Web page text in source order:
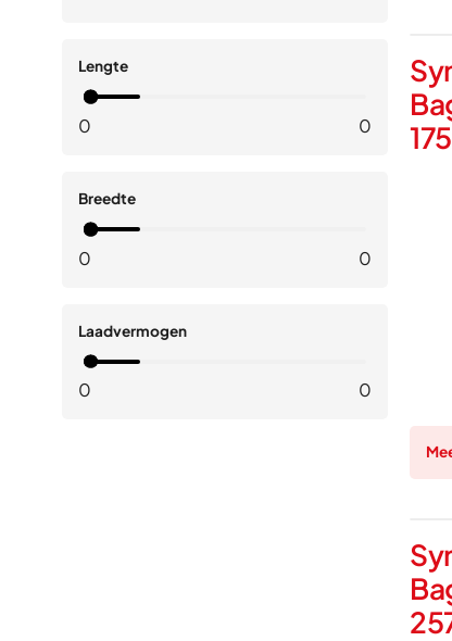
Lengte
0 0
Breedte
0 0
Laadvermogen
0 0